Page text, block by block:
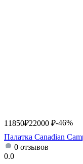
11850₽22000 ₽-46%
Палатка Canadian
0 отзывов
0.0